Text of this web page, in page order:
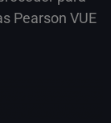
Pearson VUE